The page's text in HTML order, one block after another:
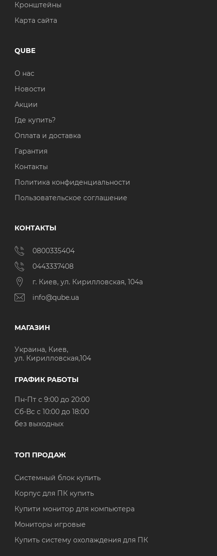
Кронштейны
Карта сайта
QUBE
О нас
Новости
Акции
Где купить?
Оплата и доставка
Гарантия
Контакты
Политика конфиденциальности
Пользовательское соглашение
КОНТАКТЫ
0800335404
0443337408
г. Киев, ул. Кирилловская, 104а
info@qube.ua
МАГАЗИН
Украина, Киев,
ул. Кирилловская,104
ГРАФИК РАБОТЫ
Пн-Пт с 9:00 до 20:00
Cб-Вс с 10:00 до 18:00
без выходных
ТОП ПРОДАЖ
Системный блок купить
Корпус для ПК купить
Купити монитор для компьютера
Мониторы игровые
Купить систему охолаждения для ПК